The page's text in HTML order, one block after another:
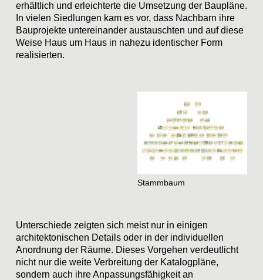
erhältlich und erleichterte die Umsetzung der Baupläne.
In vielen Siedlungen kam es vor, dass Nachbarn ihre
Bauprojekte untereinander austauschten und auf diese
Weise Haus um Haus in nahezu identischer Form
realisierten.
Stammbaum
Unterschiede zeigten sich meist nur in einigen
architektonischen Details oder in der individuellen
Anordnung der Räume. Dieses Vorgehen verdeutlicht
nicht nur die weite Verbreitung der Katalogpläne,
sondern auch ihre Anpassungsfähigkeit an